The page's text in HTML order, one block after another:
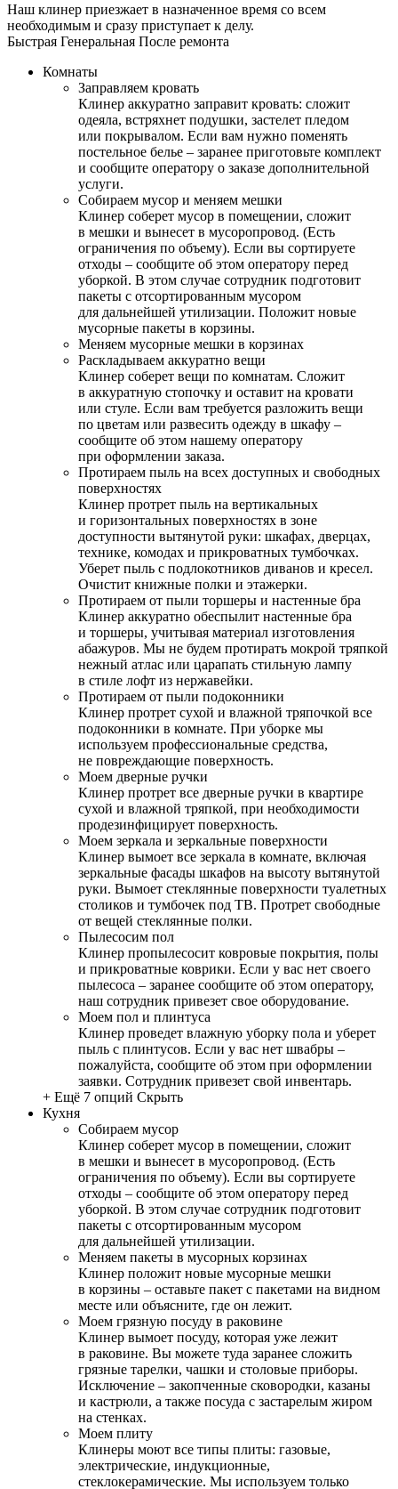
Наш клинер приезжает в назначенное время со всем
необходимым и сразу приступает к делу.
Быстрая Генеральная После ремонта
Комнаты
Заправляем кровать
Клинер аккуратно заправит кровать: сложит
одеяла, встряхнет подушки, застелет пледом
или покрывалом. Если вам нужно поменять
постельное белье – заранее приготовьте комплект
и сообщите оператору о заказе дополнительной
услуги.
Собираем мусор и меняем мешки
Клинер соберет мусор в помещении, сложит
в мешки и вынесет в мусоропровод. (Есть
ограничения по объему). Если вы сортируете
отходы – сообщите об этом оператору перед
уборкой. В этом случае сотрудник подготовит
пакеты с отсортированным мусором
для дальнейшей утилизации. Положит новые
мусорные пакеты в корзины.
Меняем мусорные мешки в корзинах
Раскладываем аккуратно вещи
Клинер соберет вещи по комнатам. Сложит
в аккуратную стопочку и оставит на кровати
или стуле. Если вам требуется разложить вещи
по цветам или развесить одежду в шкафу –
сообщите об этом нашему оператору
при оформлении заказа.
Протираем пыль на всех доступных и свободных
поверхностях
Клинер протрет пыль на вертикальных
и горизонтальных поверхностях в зоне
доступности вытянутой руки: шкафах, дверцах,
технике, комодах и прикроватных тумбочках.
Уберет пыль с подлокотников диванов и кресел.
Очистит книжные полки и этажерки.
Протираем от пыли торшеры и настенные бра
Клинер аккуратно обеспылит настенные бра
и торшеры, учитывая материал изготовления
абажуров. Мы не будем протирать мокрой тряпкой
нежный атлас или царапать стильную лампу
в стиле лофт из нержавейки.
Протираем от пыли подоконники
Клинер протрет сухой и влажной тряпочкой все
подоконники в комнате. При уборке мы
используем профессиональные средства,
не повреждающие поверхность.
Моем дверные ручки
Клинер протрет все дверные ручки в квартире
сухой и влажной тряпкой, при необходимости
продезинфицирует поверхность.
Моем зеркала и зеркальные поверхности
Клинер вымоет все зеркала в комнате, включая
зеркальные фасады шкафов на высоту вытянутой
руки. Вымоет стеклянные поверхности туалетных
столиков и тумбочек под ТВ. Протрет свободные
от вещей стеклянные полки.
Пылесосим пол
Клинер пропылесосит ковровые покрытия, полы
и прикроватные коврики. Если у вас нет своего
пылесоса – заранее сообщите об этом оператору,
наш сотрудник привезет свое оборудование.
Моем пол и плинтуса
Клинер проведет влажную уборку пола и уберет
пыль с плинтусов. Если у вас нет швабры –
пожалуйста, сообщите об этом при оформлении
заявки. Сотрудник привезет свой инвентарь.
+ Ещё 7 опций Скрыть
Кухня
Собираем мусор
Клинер соберет мусор в помещении, сложит
в мешки и вынесет в мусоропровод. (Есть
ограничения по объему). Если вы сортируете
отходы – сообщите об этом оператору перед
уборкой. В этом случае сотрудник подготовит
пакеты с отсортированным мусором
для дальнейшей утилизации.
Меняем пакеты в мусорных корзинах
Клинер положит новые мусорные мешки
в корзины – оставьте пакет с пакетами на видном
месте или объясните, где он лежит.
Моем грязную посуду в раковине
Клинер вымоет посуду, которая уже лежит
в раковине. Вы можете туда заранее сложить
грязные тарелки, чашки и столовые приборы.
Исключение – закопченные сковородки, казаны
и кастрюли, а также посуда с застарелым жиром
на стенках.
Моем плиту
Клинеры моют все типы плиты: газовые,
электрические, индукционные,
стеклокерамические. Мы используем только